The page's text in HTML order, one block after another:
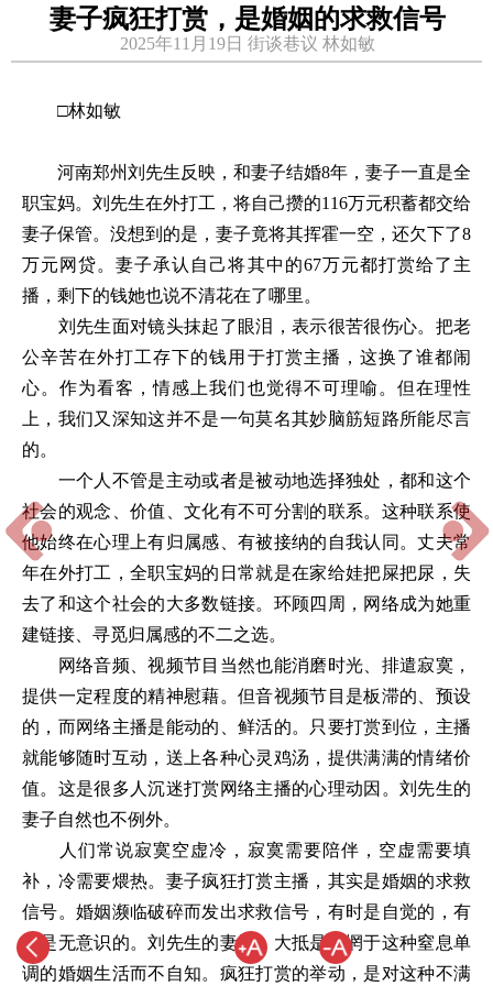
妻子疯狂打赏，是婚姻的求救信号
2025年11月19日 街谈巷议 林如敏
□林如敏
河南郑州刘先生反映，和妻子结婚8年，妻子一直是全
职宝妈。刘先生在外打工，将自己攒的116万元积蓄都交给
妻子保管。没想到的是，妻子竟将其挥霍一空，还欠下了8
万元网贷。妻子承认自己将其中的67万元都打赏给了主
播，剩下的钱她也说不清花在了哪里。
刘先生面对镜头抹起了眼泪，表示很苦很伤心。把老
公辛苦在外打工存下的钱用于打赏主播，这换了谁都闹
心。作为看客，情感上我们也觉得不可理喻。但在理性
上，我们又深知这并不是一句莫名其妙脑筋短路所能尽言
的。
一个人不管是主动或者是被动地选择独处，都和这个
社会的观念、价值、文化有不可分割的联系。这种联系使
他始终在心理上有归属感、有被接纳的自我认同。丈夫常
年在外打工，全职宝妈的日常就是在家给娃把屎把尿，失
去了和这个社会的大多数链接。环顾四周，网络成为她重
建链接、寻觅归属感的不二之选。
网络音频、视频节目当然也能消磨时光、排遣寂寞，
提供一定程度的精神慰藉。但音视频节目是板滞的、预设
的，而网络主播是能动的、鲜活的。只要打赏到位，主播
就能够随时互动，送上各种心灵鸡汤，提供满满的情绪价
值。这是很多人沉迷打赏网络主播的心理动因。刘先生的
妻子自然也不例外。
人们常说寂寞空虚冷，寂寞需要陪伴，空虚需要填
补，冷需要煨热。妻子疯狂打赏主播，其实是婚姻的求救
信号。婚姻濒临破碎而发出求救信号，有时是自觉的，有
时是无意识的。刘先生的妻子，大抵是迷惘于这种窒息单
调的婚姻生活而不自知。疯狂打赏的举动，是对这种不满